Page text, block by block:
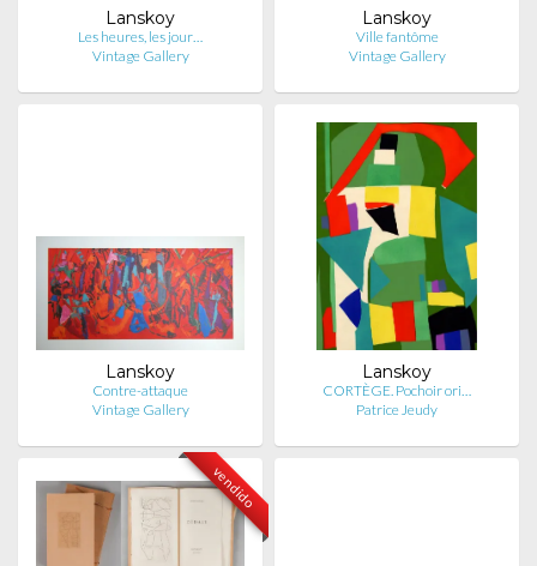
Lanskoy
Les heures, les jour…
Vintage Gallery
Lanskoy
Ville fantôme
Vintage Gallery
Lanskoy
Contre-attaque
Vintage Gallery
Lanskoy
CORTÈGE. Pochoir ori…
Patrice Jeudy
vendido